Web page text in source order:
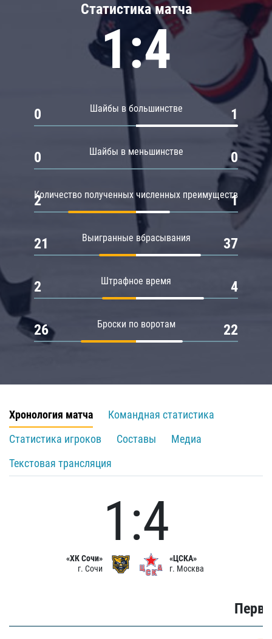
Статистика матча
1:4
Шайбы в большинстве
0 1
Шайбы в меньшинстве
0 0
Количество полученных численных преимуществ
2 1
Выигранные вбрасывания
21 37
Штрафное время
2 4
Броски по воротам
26 22
Хронология матча
Командная статистика
Статистика игроков
Составы
Медиа
Текстовая трансляция
«ХК Сочи»
г. Сочи
1:4
«ЦСКА»
г. Москва